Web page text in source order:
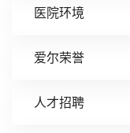
医院环境
爱尔荣誉
人才招聘